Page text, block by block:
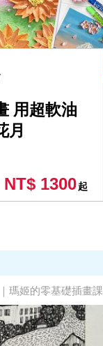
用超軟油
月
NT$ 1300起
瑪姬的零基礎插畫課